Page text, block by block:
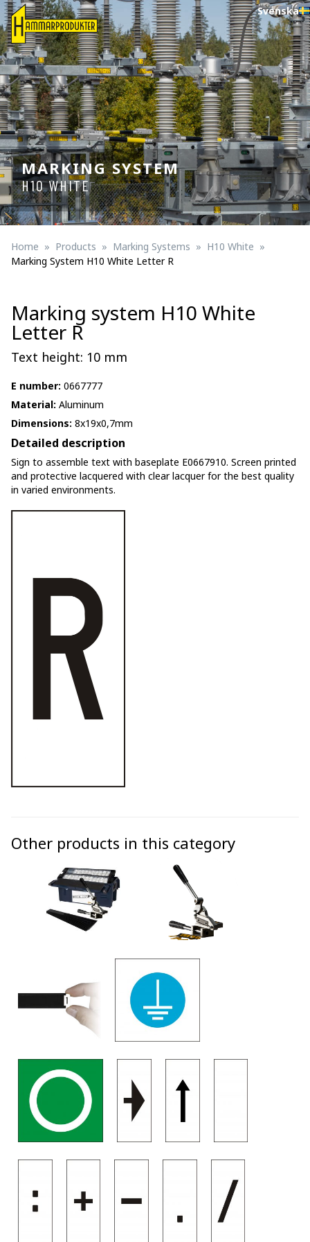
Svenska
MARKING SYSTEM
H10 WHITE
Home Products Marking Systems
H10 White
Marking System H10 White Letter R
Marking system H10 White
Letter R
Text height: 10 mm
E number: 0667777
Material: Aluminum
Dimensions: 8x19x0,7mm
Detailed description
Sign to assemble text with baseplate E0667910. Screen printed
and protective lacquered with clear lacquer for the best quality
in varied environments.
Other products in this category